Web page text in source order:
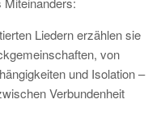
Liedern erzählen sie
von
und Isolation –
Verbundenheit